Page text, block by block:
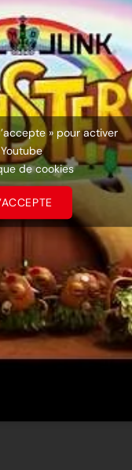
» pour activer
Youtube
de cookies